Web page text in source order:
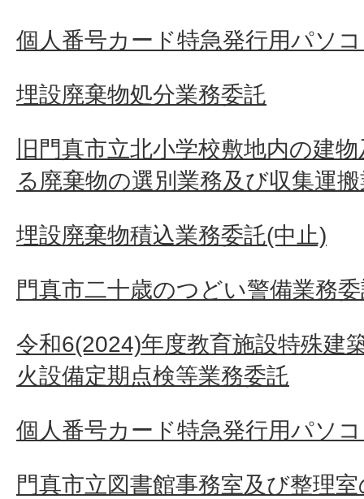
個人番号カード特急発行用パソ
埋設廃棄物処分業務委託
旧門真市立北小学校敷地内の建
る廃棄物の選別業務及び収集運
埋設廃棄物積込業務委託(中止)
門真市二十歳のつどい警備業務
令和6(2024)年度教育施設特殊建
火設備定期点検等業務委託
個人番号カード特急発行用パソ
門真市立図書館事務室及び整理